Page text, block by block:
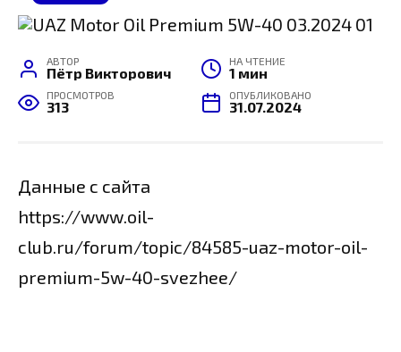
АВТОР
Пётр Викторович
НА ЧТЕНИЕ
1 мин
ПРОСМОТРОВ
313
ОПУБЛИКОВАНО
31.07.2024
Данные с сайта
https://www.oil-
club.ru/forum/topic/84585-uaz-motor-oil-
premium-5w-40-svezhee/